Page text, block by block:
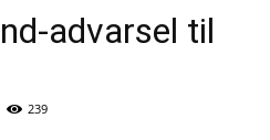
advarsel til
239